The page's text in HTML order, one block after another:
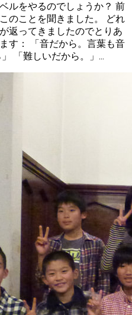
ルをやるのでしょうか？ 前
のことを聞きました。 どれ
返ってきましたのでとりあ
す： 「音だから。言葉も音
「難しいだから。」...